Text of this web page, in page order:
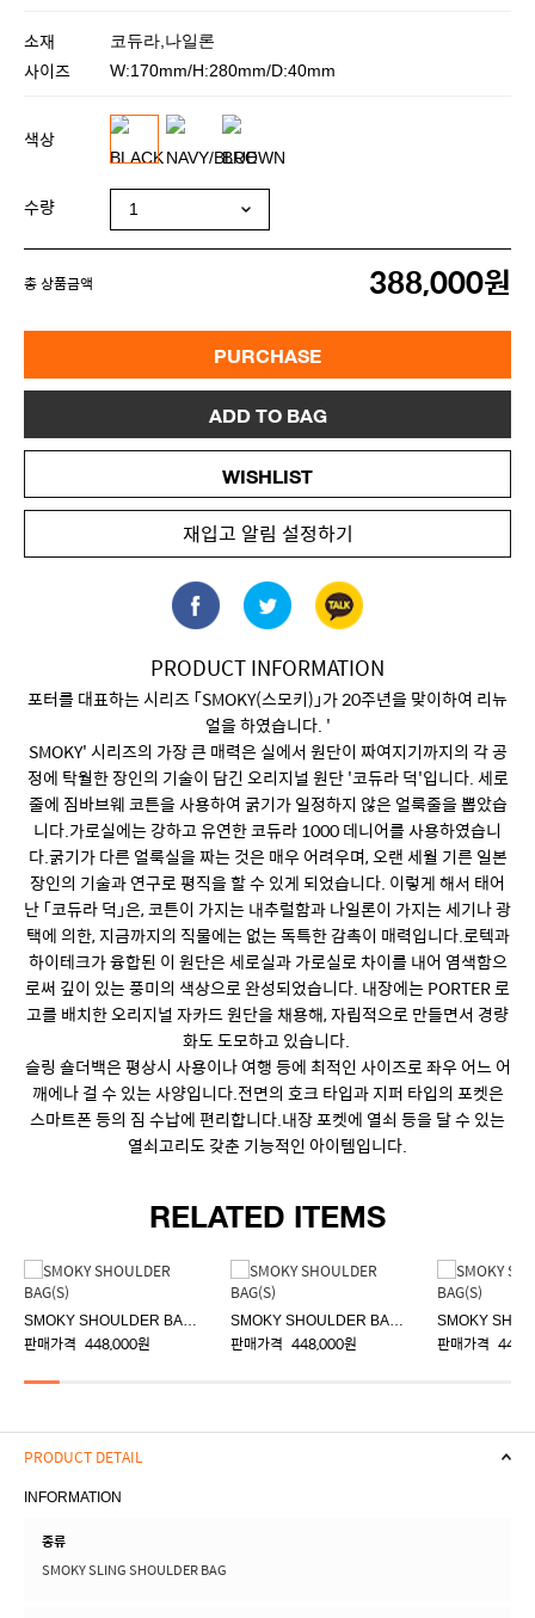
소재 코듀라,나일론
사이즈 W:170mm/H:280mm/D:40mm
색상
수량
총 상품금액 388,000원
PURCHASE
ADD TO BAG
WISHLIST
재입고 알림 설정하기
PRODUCT INFORMATION
포터를 대표하는 시리즈 「SMOKY(스모키)」가 20주년을 맞이하여 리뉴
얼을 하였습니다. '
SMOKY' 시리즈의 가장 큰 매력은 실에서 원단이 짜여지기까지의 각 공
정에 탁월한 장인의 기술이 담긴 오리지널 원단 '코듀라 덕'입니다. 세로
줄에 짐바브웨 코튼을 사용하여 굵기가 일정하지 않은 얼룩줄을 뽑았습
니다.가로실에는 강하고 유연한 코듀라 1000 데니어를 사용하였습니
다.굵기가 다른 얼룩실을 짜는 것은 매우 어려우며, 오랜 세월 기른 일본
장인의 기술과 연구로 평직을 할 수 있게 되었습니다. 이렇게 해서 태어
난 「코듀라 덕」은, 코튼이 가지는 내추럴함과 나일론이 가지는 세기나 광
택에 의한, 지금까지의 직물에는 없는 독특한 감촉이 매력입니다.로텍과
하이테크가 융합된 이 원단은 세로실과 가로실로 차이를 내어 염색함으
로써 깊이 있는 풍미의 색상으로 완성되었습니다. 내장에는 PORTER 로
고를 배치한 오리지널 자카드 원단을 채용해, 자립적으로 만들면서 경량
화도 도모하고 있습니다.
슬링 숄더백은 평상시 사용이나 여행 등에 최적인 사이즈로 좌우 어느 어
깨에나 걸 수 있는 사양입니다.전면의 호크 타입과 지퍼 타입의 포켓은
스마트폰 등의 짐 수납에 편리합니다.내장 포켓에 열쇠 등을 달 수 있는
열쇠고리도 갖춘 기능적인 아이템입니다.
RELATED ITEMS
판매가격 448,000원 판매가격 448,000원 판매가격
PRODUCT DETAIL
INFORMATION
종류
SMOKY SLING SHOULDER BAG